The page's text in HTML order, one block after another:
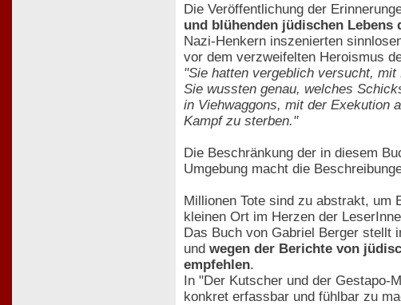
Die Veröffentlichung der
und blühenden jüdischen
Nazi-Henkern inszenierten
vor dem verzweifelten Heroismus
"Sie hatten vergeblich versucht,
Sie wussten genau, welches
in Viehwaggons, mit der Exekution
Kampf zu sterben."
Die Beschränkung der in diesem
Umgebung macht die
Millionen Tote sind zu abstrakt, um
kleinen Ort im Herzen der
Das Buch von Gabriel Berger stellt
und wegen der Berichte von
empfehlen.
In "Der Kutscher und der Gestapo-
konkret erfassbar und fühlbar zu